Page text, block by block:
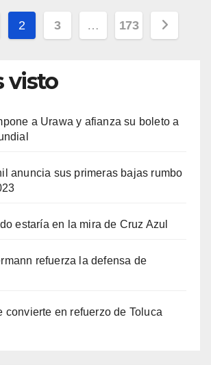
2 3 … 173
visto
a Urawa y afianza su boleto a
anuncia sus primeras bajas rumbo
estaría en la mira de Cruz Azul
refuerza la defensa de
convierte en refuerzo de Toluca